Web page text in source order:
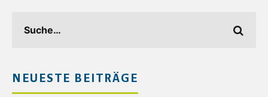
NEUESTE BEITRÄGE